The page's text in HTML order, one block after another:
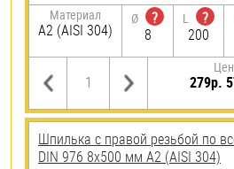
Материал
А2 (AISI 304)
Ø
?
8
L
?
200
279р.
Шпилька с правой резьбой по
DIN 976 8х500 мм А2 (AISI 304)